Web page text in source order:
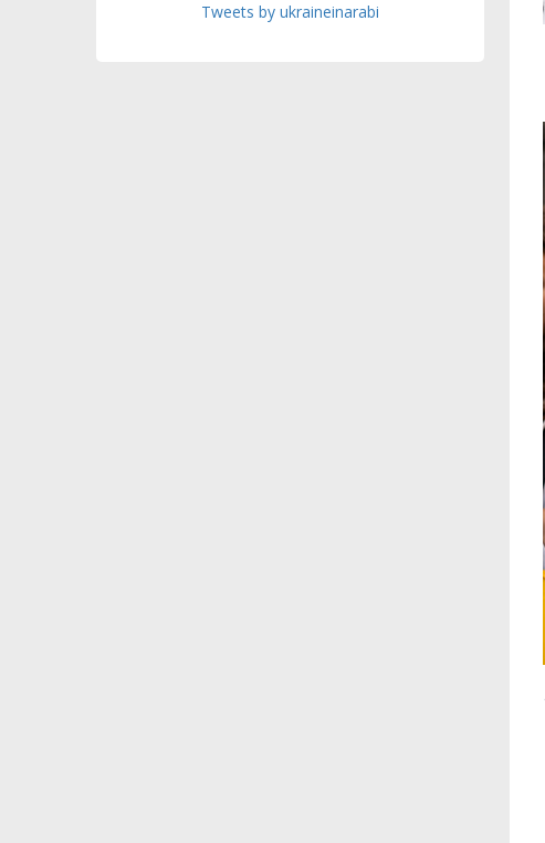
Tweets by ukraineinarabi